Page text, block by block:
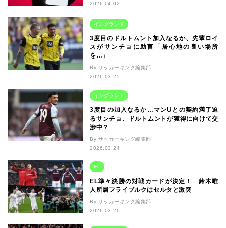
2026.04.02
イングランド
3度目のドルトムント加入なるか、先輩ロイ
スがサンチョに助言「居心地の良い場所
を…」
By サッカーキング編集部
2026.03.25
イングランド
3度目の加入なるか…マンUとの契約満了迫
るサンチョ、ドルトムントが獲得に向けて交
渉中？
By サッカーキング編集部
2026.03.24
EL
EL準々決勝の対戦カードが決定！ 鈴木唯
人所属フライブルクはセルタと激突
By サッカーキング編集部
2026.03.20